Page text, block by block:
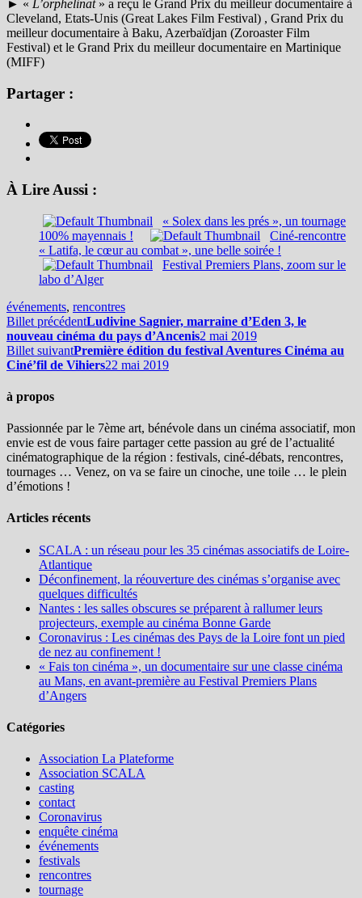
► « L’orphelinat» a reçu le Grand Prix du meilleur documentaire à
Cleveland, Etats-Unis (Great Lakes Film Festival) , Grand Prix du
meilleur documentaire à Baku, Azerbaïdjan (Zoroaster Film
Festival) et le Grand Prix du meilleur documentaire en Martinique
(MIFF)
Partager :
À Lire Aussi :
« Solex dans les prés », un tournage
100% mayennais !
Ciné-rencontre
« Latifa, le cœur au combat », une belle soirée !
Festival Premiers Plans, zoom sur le
labo d’Alger
événements, rencontres
Billet précédentLudivine Sagnier, marraine d’Eden 3, le
nouveau cinéma du pays d’Ancenis2 mai 2019
Billet suivantPremière édition du festival Aventures Cinéma au
Ciné’fil de Vihiers22 mai 2019
à propos
Passionnée par le 7ème art, bénévole dans un cinéma associatif, mon
envie est de vous faire partager cette passion au gré de l’actualité
cinématographique de la région : festivals, ciné-débats, rencontres,
tournages … Venez, on va se faire un cinoche, une toile … le plein
d’émotions !
Articles récents
SCALA : un réseau pour les 35 cinémas associatifs de Loire-
Atlantique
Déconfinement, la réouverture des cinémas s’organise avec
quelques difficultés
Nantes : les salles obscures se préparent à rallumer leurs
projecteurs, exemple au cinéma Bonne Garde
Coronavirus : Les cinémas des Pays de la Loire font un pied
de nez au confinement !
« Fais ton cinéma », un documentaire sur une classe cinéma
au Mans, en avant-première au Festival Premiers Plans
d’Angers
Catégories
Association La Plateforme
Association SCALA
casting
contact
Coronavirus
enquête cinéma
événements
festivals
rencontres
tournage